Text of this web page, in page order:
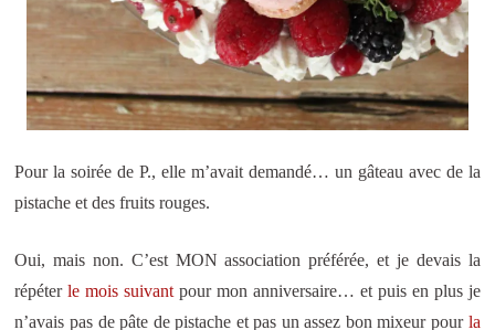
Pour la soirée de P., elle m’avait demandé… un gâteau avec de la
pistache et des fruits rouges.
Oui, mais non. C’est MON association préférée, et je devais la
répéterle mois suivant pour mon anniversaire… et puis en plus je
n’avais pas de pâte de pistache et pas un assez bon mixeur pour la